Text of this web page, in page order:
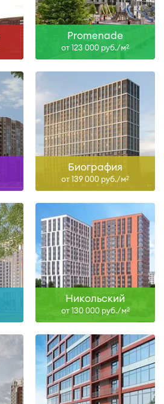
Promenade
от 123 000 руб./м2
Биография
от 139 000 руб./м2
Никольский
от 130 000 руб./м2